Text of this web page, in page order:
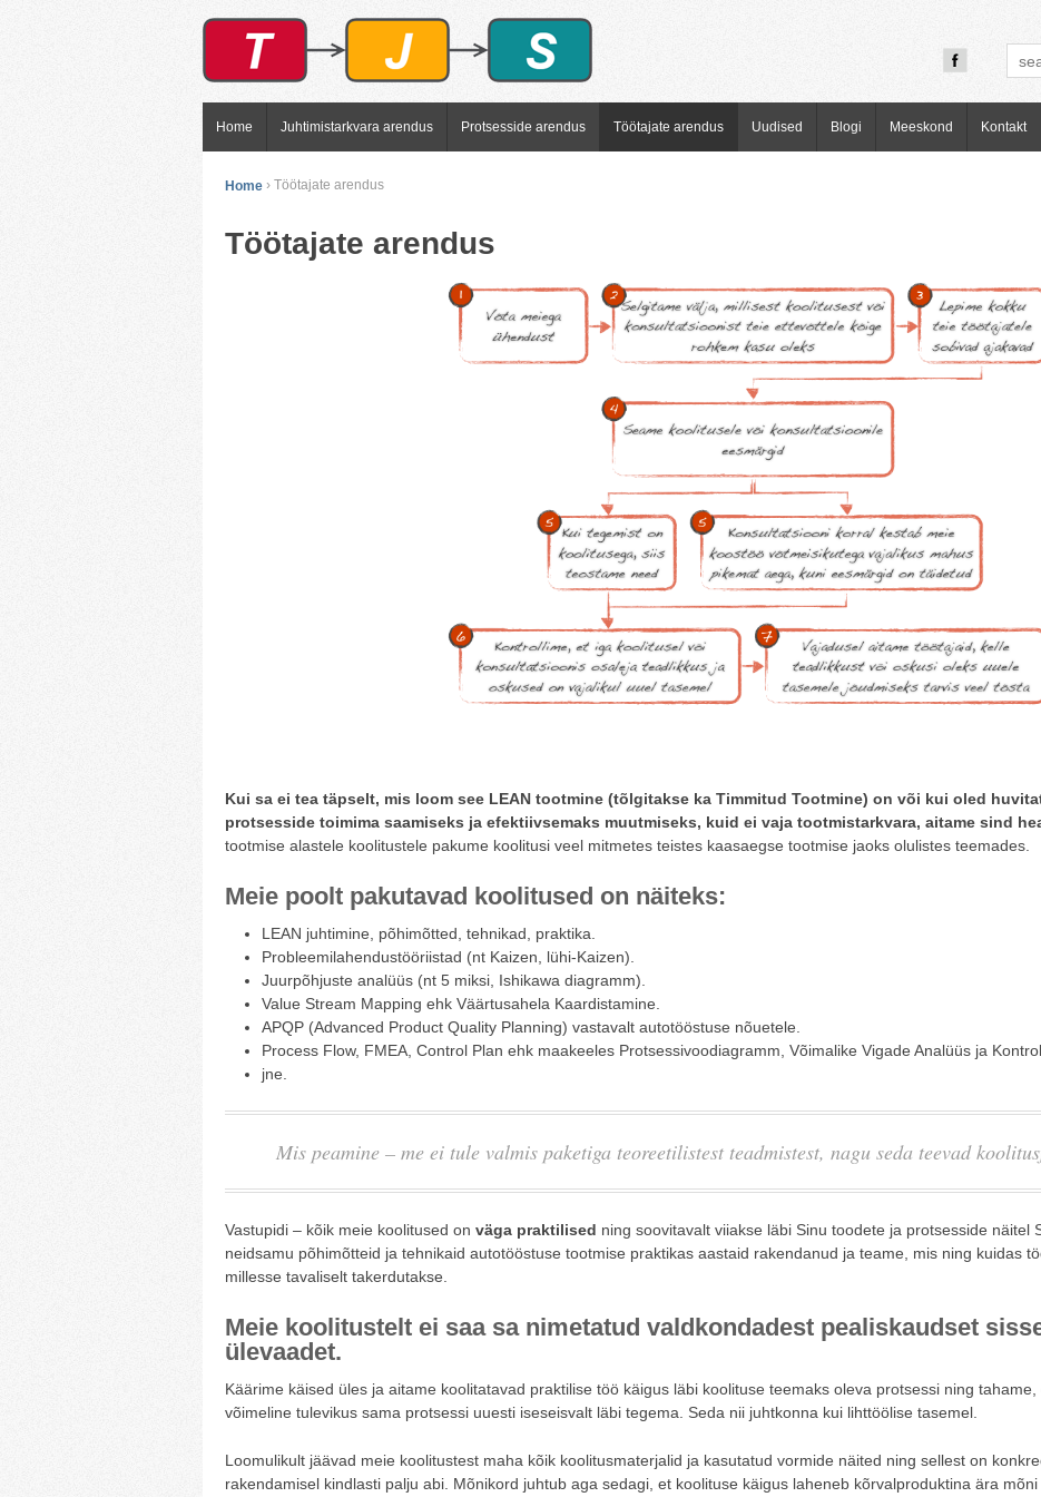
Home Juhtimistarkvara arendus Protsesside arendus Töötajate arendus Uudised Blogi Meeskond Kontakt
Home › Töötajate arendus
Töötajate arendus
Kui sa ei tea täpselt, mis loom see LEAN tootmine (tõlgitakse ka Timmitud Tootmine) on või kui oled
protsesside toimima saamiseks ja efektiivsemaks muutmiseks, kuid ei vaja tootmistarkvara, aitame sind
tootmise alastele koolitustele pakume koolitusi veel mitmetes teistes kaasaegse tootmise jaoks olulistes teemades.
Meie poolt pakutavad koolitused on näiteks:
LEAN juhtimine, põhimõtted, tehnikad, praktika.
Probleemilahendustööriistad (nt Kaizen, lühi-Kaizen).
Juurpõhjuste analüüs (nt 5 miksi, Ishikawa diagramm).
Value Stream Mapping ehk Väärtusahela Kaardistamine.
APQP (Advanced Product Quality Planning) vastavalt autotööstuse nõuetele.
Process Flow, FMEA, Control Plan ehk maakeeles Protsessivoodiagramm, Võimalike Vigade Analüüs ja
jne.
Mis peamine – me ei tule valmis paketiga teoreetilistest teadmistest, nagu seda teevad
Vastupidi – kõik meie koolitused on väga praktilised ning soovitavalt viiakse läbi Sinu toodete ja protsesside näitel
neidsamu põhimõtteid ja tehnikaid autotööstuse tootmise praktikas aastaid rakendanud ja teame, mis ning kuidas
millesse tavaliselt takerdutakse.
Meie koolitustelt ei saa sa nimetatud valdkondadest pealiskaudset
ülevaadet.
Käärime käised üles ja aitame koolitatavad praktilise töö käigus läbi koolituse teemaks oleva protsessi ning
võimeline tulevikus sama protsessi uuesti iseseisvalt läbi tegema. Seda nii juhtkonna kui lihttöölise tasemel.
Loomulikult jäävad meie koolitustest maha kõik koolitusmaterjalid ja kasutatud vormide näited ning sellest on
rakendamisel kindlasti palju abi. Mõnikord juhtub aga sedagi, et koolituse käigus laheneb kõrvalproduktina ära